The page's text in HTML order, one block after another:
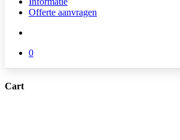
Offerte aanvragen
0
Cart